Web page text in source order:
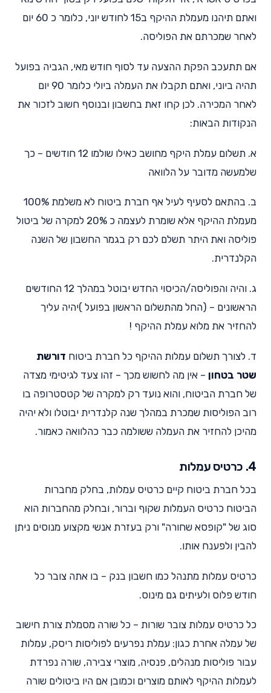
ואתם תיהנו מעמלת ההיקף ב15 לחודש יוני, כלומר כ 60 יום
לאחר שמכרתם את הפוליסה.
אם תתעכב הפקת ההצעה עד לסוף חודש מאי, הגביה בפועל
תהיה ביוני, ואתם תקבלו את העמלה ביולי כלומר 90 יום
לאחר המכירה. לכן קחו זאת בחשבון ובנוסף חשוב לזכור את
הנקודות הבאות:
א. תשלום עמלת היקף מחושב כאילו שולמו 12 חודשים – כך
שלמעשה מדובר על הלוואה
ב. בהתאם לסעיף לעיל אף חברת ביטוח לא משלמת 100%
מעמלת ההיקף אלא שומרת לעצמה כ 20% למקרה של ביטול
פוליסה ואת היתר תשלם לכם רק בגמר החשבון של השנה
הקלנדרית.
ג. והיה והפוליסה/הכיסוי החדש יבוטל במהלך 12 החודשים
הראשונים – (החל מהתשלום הראשון בפועל )יהיה עליך
להחזיר את מלוא עמלת ההיקף !
ד. לצורך תשלום עמלות ההיקף כל חברת ביטוח דורשת
שטר בטחון – אין מה לחשוש מכך – זהו צעד לגיטימי מצדה
של חברת הביטוח, והוא נועד רק למקרה של קטסטרופה בו
רוב הפוליסות שמכרת במהלך שנה קלנדרית יבוטלו ולא יהיה
מהיכן להחזיר את העמלה ששולמה כבר כהלוואה כאמור.
4. כרטיס עמלות
בכל חברת ביטוח קיים כרטיס עמלות, בחלק מחברות
הביטוח כרטיס העמלות שקוף וברור, ובחלק מהחברות הוא
סוג של "קופסא שחורה" ורק בעזרת אנשי מקצוע מנוסים ניתן
להבין ולפענח אותו.
כרטיס עמלות מתנהל כמו חשבון בנק – בו אתה צובר כל
חודש פלוס ולעיתים גם מינוס.
כל כרטיס עמלות צובר שורות – כל שורה מסמלת צורת חישוב
של עמלה אחרת כגון: עמלת נפרעים לפוליסות ריסק, עמלות
עבור פוליסות מנהלים, פנסיה, מוצרי צבירה, שורה נפרדת
לעמלות ההיקף לאותם מוצרים וכמובן אם היו ביטולים שורה